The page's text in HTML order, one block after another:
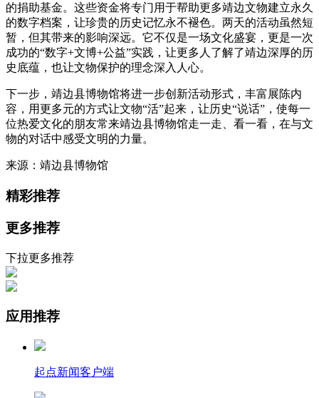
的捐助基金。这些资金将专门用于帮助更多靖边文物建立永久
的数字档案，让珍贵的历史记忆永不褪色。两天的活动虽然短
暂，但其带来的影响深远。它不仅是一场文化盛宴，更是一次
成功的“数字+文博+公益”实践，让更多人了解了靖边深厚的历
史底蕴，也让文物保护的理念深入人心。
下一步，靖边县博物馆将进一步创新活动形式，丰富展陈内
容，用更多元的方式让文物“活”起来，让历史“说话”，使每一
位热爱文化的朋友常来靖边县博物馆走一走、看一看，在与文
物的对话中感受文明的力量。
来源：靖边县博物馆
精彩推荐
更多推荐
下拉更多推荐
应用推荐
起点新闻客户端